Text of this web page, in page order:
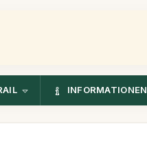
INFORMATIONEN